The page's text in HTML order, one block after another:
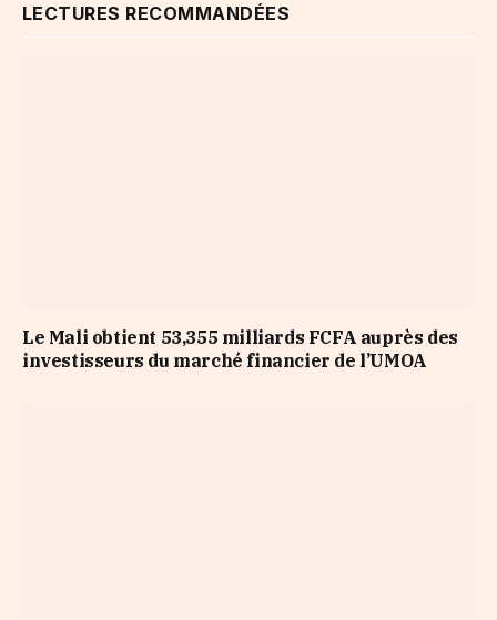
LECTURES RECOMMANDÉES
Le Mali obtient 53,355 milliards FCFA auprès des
investisseurs du marché financier de l’UMOA